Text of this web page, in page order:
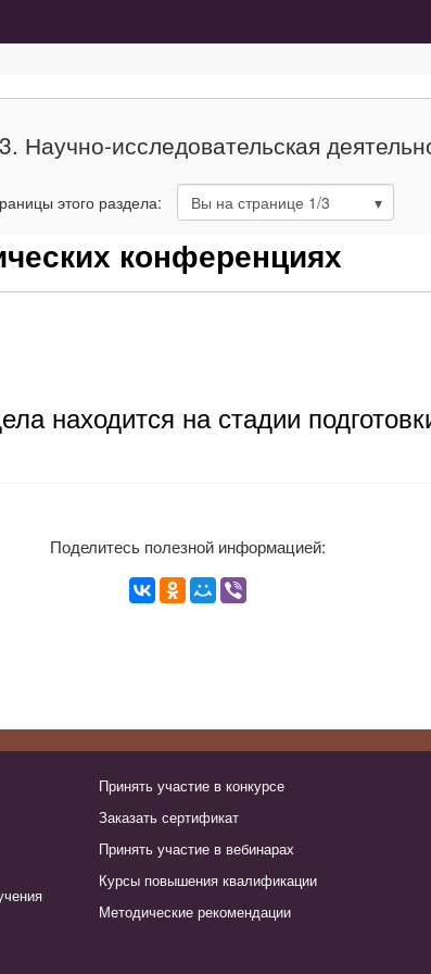
Научно-исследовательская
этого раздела: Вы на странице 1/3
конференциях
находится на стадии
Поделитесь полезной информацией:
Принять участие в конкурсе
Заказать сертификат
Принять участие в вебинарах
Курсы повышения квалификации
Методические рекомендации